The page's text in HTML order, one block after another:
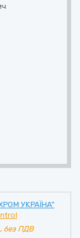
УКРАЇНА"
без ПДВ